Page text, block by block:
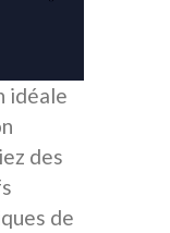
idéale
des
de